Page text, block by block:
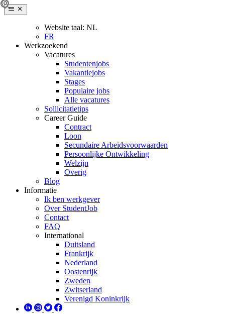
Website taal: NL
FR
Werkzoekend
Vacatures
Studentenjobs
Vakantiejobs
Stages
Populaire jobs
Alle vacatures
Sollicitatietips
Career Guide
Contract
Loon
Secundaire Arbeidsvoorwaarden
Persoonlijke Ontwikkeling
Welzijn
Overig
Blog
Informatie
Ik ben werkgever
Over StudentJob
Contact
FAQ
International
Duitsland
Frankrijk
Nederland
Oostenrijk
Zweden
Zwitserland
Verenigd Koninkrijk